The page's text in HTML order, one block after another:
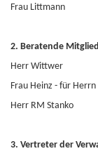
Frau Littmann
2. Beratende
Herr Wittwer
Frau Heinz - für Herrn
Herr RM Stanko
3. Vertreter der